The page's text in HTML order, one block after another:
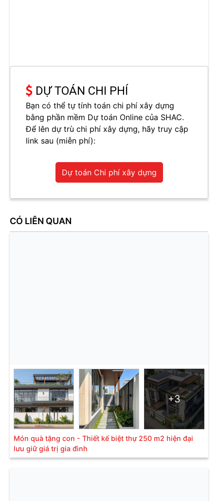
DỰ TOÁN CHI PHÍ
Bạn có thể tự tính toán chi phí xây dựng
bằng phần mềm Dự toán Online của SHAC.
Để lên dự trù chi phí xây dựng, hãy truy cập
link sau (miễn phí):
Dự toán Chi phí xây dựng
CÓ LIÊN QUAN
+3
Món quà tặng con - Thiết kế biệt thự 250 m2 hiện đại
lưu giữ giá trị gia đình